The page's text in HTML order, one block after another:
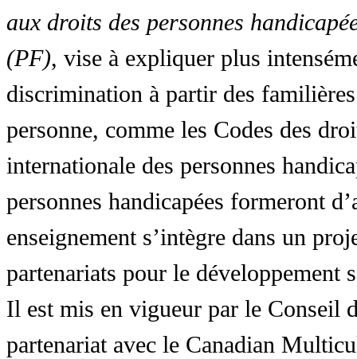
aux droits des personnes
(PF), vise à expliquer plus
discrimination à partir des
personne, comme les Codes des
internationale des personnes
personnes handicapées formeront
enseignement s’intègre dans un
partenariats pour le développement
Il est mis en vigueur par le Conseil
partenariat avec le Canadian